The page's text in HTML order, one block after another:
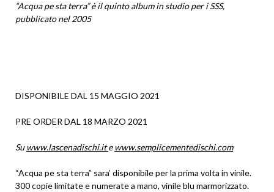
“Acqua pe sta terra” è il quinto album in studio per i SSS,
pubblicato nel 2005
DISPONIBILE DAL 15 MAGGIO 2021
PRE ORDER DAL 18 MARZO 2021
Su www.lascenadischi.it e www.semplicementedischi.com
“Acqua pe sta terra” sara’ disponibile per la prima volta in vinile.
300 copie limitate e numerate a mano, vinile blu marmorizzato.